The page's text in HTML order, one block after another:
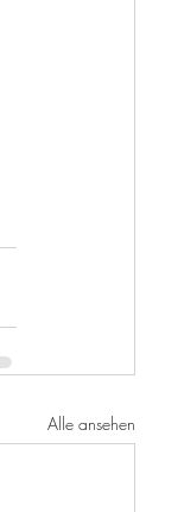
Alle ansehen